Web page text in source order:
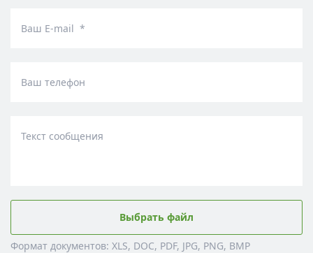
Ваш E-mail *
Ваш телефон
Текст сообщения
Выбрать файл
Формат документов: XLS, DOC, PDF, JPG, PNG, BMP